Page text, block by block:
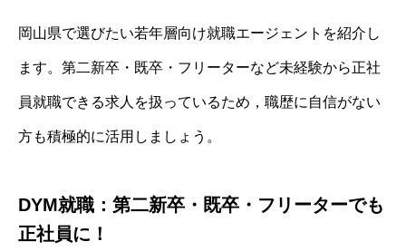
岡山県で選びたい若年層向け就職エージェントを紹介し
ます。第二新卒・既卒・フリーターなど未経験から正社
員就職できる求人を扱っているため，職歴に自信がない
方も積極的に活用しましょう。
DYM就職：第二新卒・既卒・フリーターでも
正社員に！